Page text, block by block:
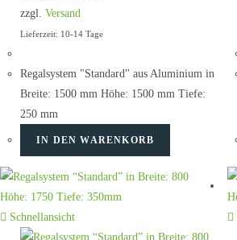
zzgl. Versand
Lieferzeit: 10-14 Tage
Regalsystem "Standard" aus Aluminium in
Breite: 1500 mm Höhe: 1500 mm Tiefe:
250 mm
IN DEN WARENKORB
Schnellansicht